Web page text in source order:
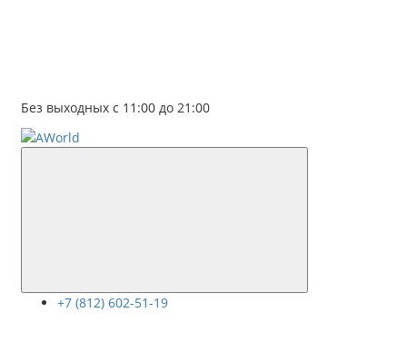
Без выходных с 11:00 до 21:00
+7 (812) 602-51-19